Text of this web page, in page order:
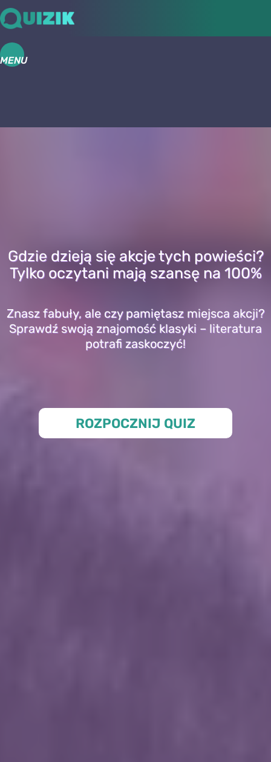
MENU
Gdzie dzieją się akcje tych powieści?
Tylko oczytani mają szansę na 100%
Znasz fabuły, ale czy pamiętasz miejsca akcji?
Sprawdź swoją znajomość klasyki – literatura
potrafi zaskoczyć!
ROZPOCZNIJ QUIZ